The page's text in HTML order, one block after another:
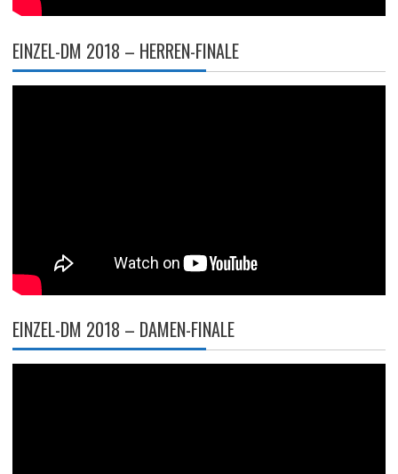
EINZEL-DM 2018 – HERREN-FINALE
EINZEL-DM 2018 – DAMEN-FINALE